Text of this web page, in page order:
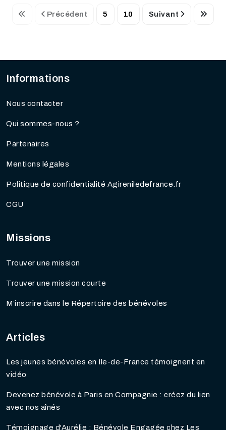
Précédent 5 10 Suivant
Informations
Nous contacter
Qui sommes-nous ?
Partenaires
Mentions légales
Politique de confidentialité Agireniledefrance.fr
CGU
Missions
Trouver une mission
Trouver une mission courte
M’inscrire dans le Répertoire des bénévoles
Articles
Les jeunes bénévoles en Ile-de-France témoignent en
vidéo
Devenez bénévole à Paris en Compagnie : créez du lien
avec nos aînés
Témoignage d'Aurélie : Bénévole Engagée chez Les